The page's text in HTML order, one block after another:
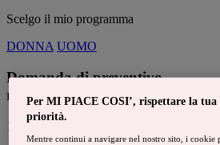
Scelgo il mio programma
DONNA UOMO
Domanda di preventivo
rapida e gratuita
1
Per MI PIACE COSI’, rispettare la tua
priorità.
Mentre continui a navigare nel nostro sito, i cookie